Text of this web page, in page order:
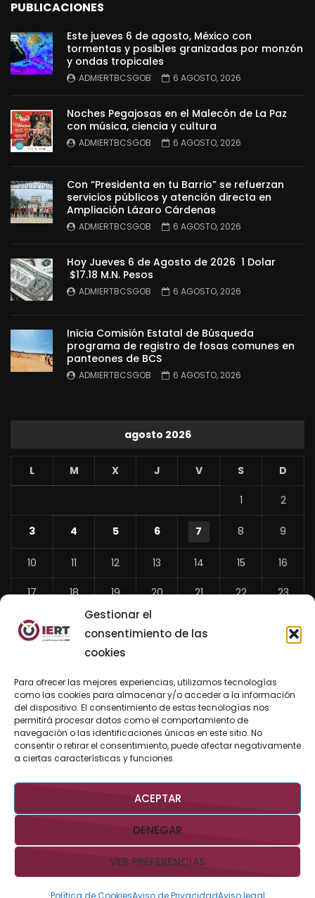
Gestionar el
consentimiento de las
cookies
Para ofrecer las mejores experiencias, utilizamos tecnologías
como las cookies para almacenar y/o acceder a la información
del dispositivo. El consentimiento de estas tecnologías nos
permitirá procesar datos como el comportamiento de
navegación o las identificaciones únicas en este sitio. No
consentir o retirar el consentimiento, puede afectar negativamente
a ciertas características y funciones.
ACEPTAR
DENEGAR
VER PREFERENCIAS
Política de CookiesAviso de PrivacidadAviso legal
PUBLICACIONES
Este jueves 6 de agosto, México con
tormentas y posibles granizadas por monzón
y ondas tropicales
ADMIERTBCSGOB 6 AGOSTO, 2026
Noches Pegajosas en el Malecón de La Paz
con música, ciencia y cultura
ADMIERTBCSGOB 6 AGOSTO, 2026
Con “Presidenta en tu Barrio” se refuerzan
servicios públicos y atención directa en
Ampliación Lázaro Cárdenas
ADMIERTBCSGOB 6 AGOSTO, 2026
Hoy Jueves 6 de Agosto de 2026 1 Dolar
$17.18 M.N. Pesos
ADMIERTBCSGOB 6 AGOSTO, 2026
Inicia Comisión Estatal de Búsqueda
programa de registro de fosas comunes en
panteones de BCS
ADMIERTBCSGOB 6 AGOSTO, 2026
agosto 2026
L M X J V S D
1 2
3 4 5 6 7 8 9
10 11 12 13 14 15 16
17 18 19 20 21 22 23
24 26 27
«
Jul
BUSCAR AHORA
Derechos Reservados @IERTBCS 2026 Gobierno de BCSAviso
Legal
Aviso de PrivacidadContacto:iert@bcs.gob.mx